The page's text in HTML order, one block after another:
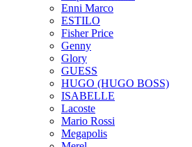
Enni Marco
ESTILO
Fisher Price
Genny
Glory
GUESS
HUGO (HUGO BOSS)
ISABELLE
Lacoste
Mario Rossi
Megapolis